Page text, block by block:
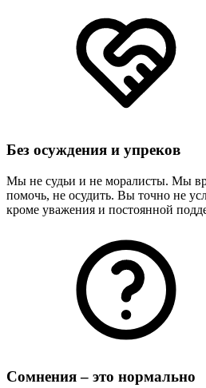
Без осуждения и упреков
Мы не судьи и не моралисты. Мы
помочь, не осудить. Вы точно не
кроме уважения и постоянной
Сомнения – это нормально